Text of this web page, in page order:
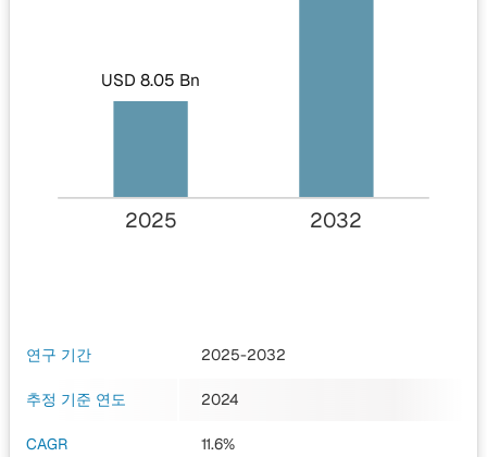
USD 8.05 Bn
2025 2032
연구 기간 2025-2032
추정 기준 연도 2024
CAGR
11.6%